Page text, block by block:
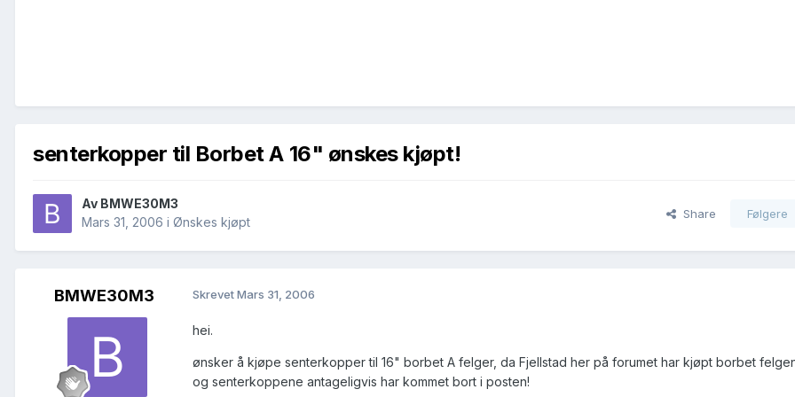
senterkopper til Borbet A 16" ønskes kjøpt!
Av BMWE30M3
Mars 31, 2006 i Ønskes kjøpt
Share Følgere
BMWE30M3 SkrevetMars 31, 2006
hei.
ønsker å kjøpe senterkopper til 16" borbet A felger, da Fjellstad her på forumet har kjøpt borbet
og senterkoppene antageligvis har kommet bort i posten!